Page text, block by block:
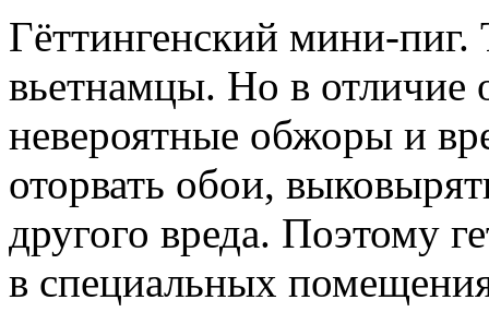
Гёттингенский мини-
вьетнамцы. Но в
невероятные обжоры и
оторвать обои,
другого вреда. Поэтому
в специальных